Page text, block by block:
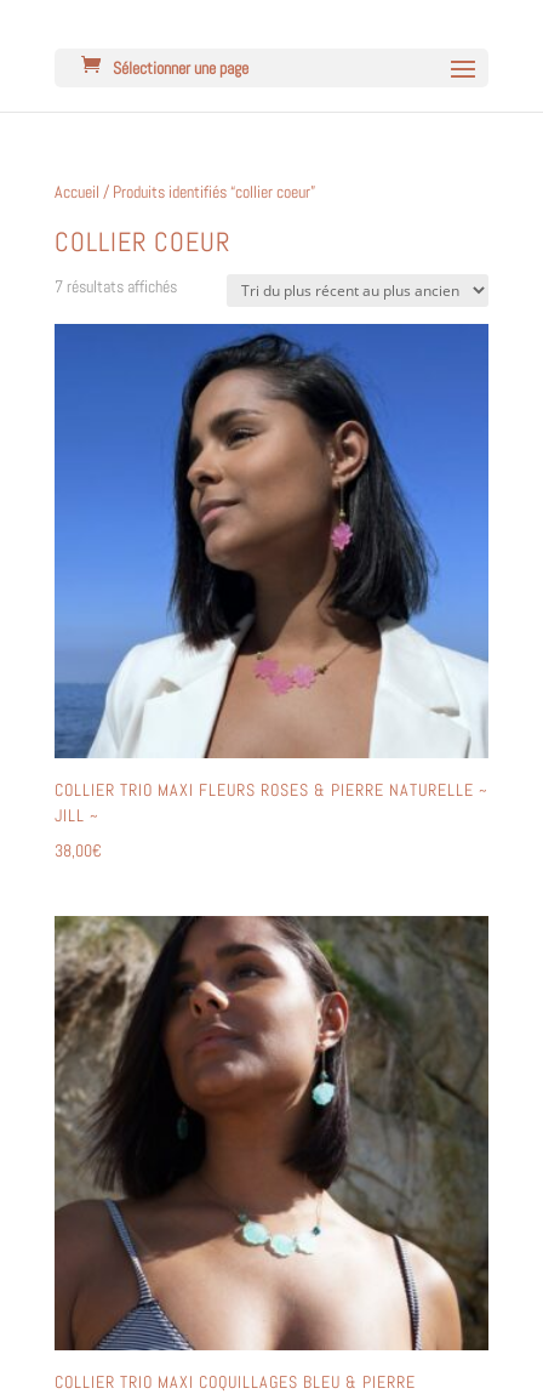
Sélectionner une page
Accueil / Produits identifiés “collier coeur”
COLLIER COEUR
7 résultats affichésTrié
récent
au
plus
ancien
COLLIER TRIO MAXI FLEURS ROSES & PIERRE NATURELLE ~
JILL ~
38,00€
COLLIER TRIO MAXI COQUILLAGES BLEU & PIERRE